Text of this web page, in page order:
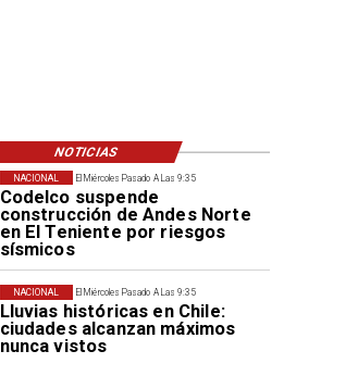
El Miércoles Pasado A Las 9:35
Codelco suspende
construcción de Andes Norte
en El Teniente por riesgos
sísmicos
NACIONAL
El Miércoles Pasado A Las 9:35
Lluvias históricas en Chile:
ciudades alcanzan máximos
nunca vistos
NACIONAL
NOTICIAS